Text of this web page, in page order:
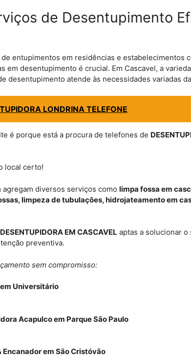
de Desentupimento
entupimentos em residências e estabelecimentos
em desentupimento é crucial. Em Cascavel, a
desentupimento atende às necessidades variadas
LONDRINA TELEFONE
é porque está a procura de telefones de
local certo!
agregam diversos serviços como limpa fossa em
limpeza de tubulações, hidrojateamento em
DESENTUPIDORA EM CASCAVEL aptas a solucionar o
preventiva.
sem compromisso:
Universitário
Acapulco em Parque São Paulo
em São Cristóvão